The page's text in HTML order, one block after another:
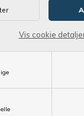
Vis cookie
leveret